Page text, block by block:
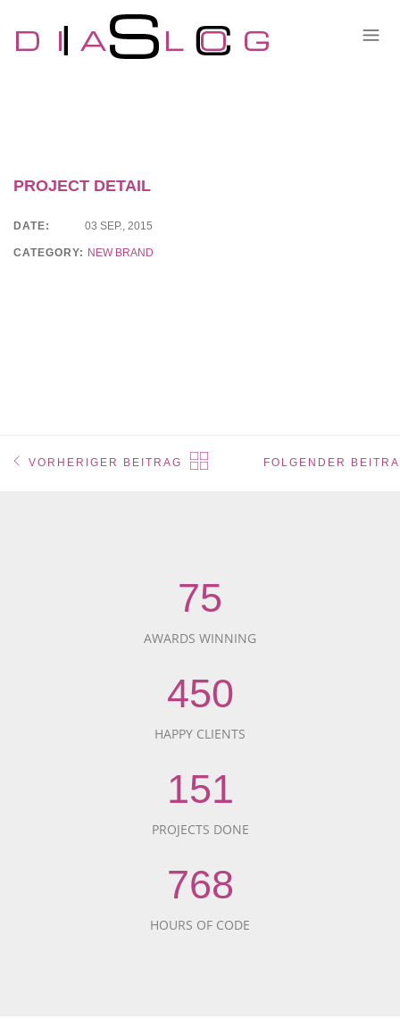
PROJECT DETAIL
DATE: 03 SEP., 2015
CATEGORY: NEW BRAND
VORHERIGER BEITRAG FOLGENDER
75
AWARDS WINNING
450
HAPPY CLIENTS
151
PROJECTS DONE
768
HOURS OF CODE